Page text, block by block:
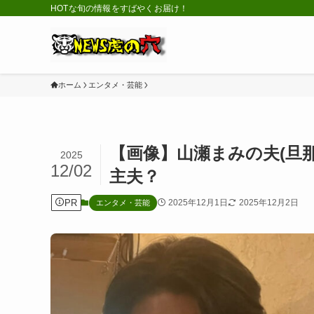
HOTな旬の情報をすばやくお届け！
ホーム エンタメ・芸能
【画像】山瀬まみの夫(
主夫？
2025
12/02
PR エンタメ・芸能 2025年12月1日 2025年12月2日